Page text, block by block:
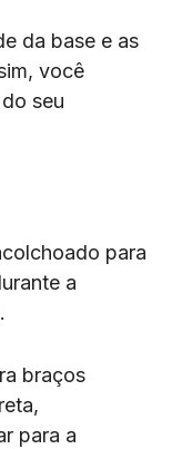
da base e as
você
seu
para
a
braços
para a